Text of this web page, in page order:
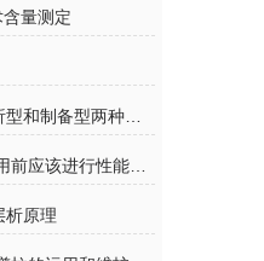
量测定
析原理